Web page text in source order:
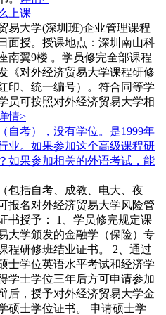
上课
易大学(深圳班)企业管理课程
面授。授课地点：深圳南山科
南翼9楼 。学员修完全部课程
《对外经济贸易大学课程研修
印、统一编号）。符合同等学
员可按照对外经济贸易大学相
情>
自考），没有学位。是1999年
业。如果参加这个高级课程研
如果参加相关的外语考试，能
包括自考、成教、电大、夜
报名对外经济贸易大学风险管
书授予： 1、学员修完规定课
大学颁发的金融学（保险）专
程研修班结业证书。 2、通过
士学位英语水平考试和经济学
学士学位三年后方可申请参加
后，授予对外经济贸易大学金
硕士学位证书。 申请硕士学